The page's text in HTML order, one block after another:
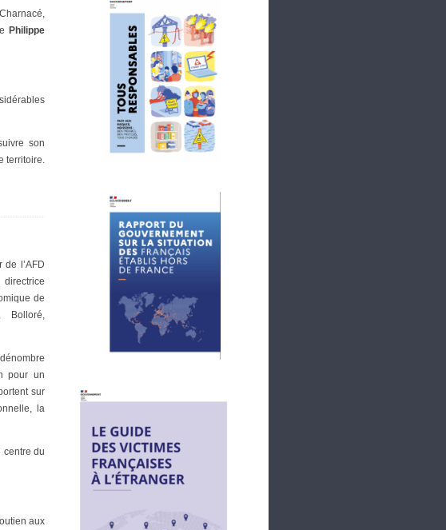
Philippe
son
territoire.
de l’AFD
directrice
de
Bolloré,
pour un
sur
la
centre du
aux